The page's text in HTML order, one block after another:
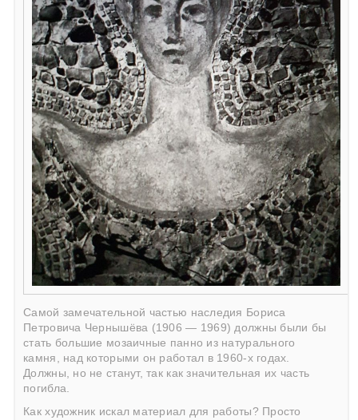
Самой замечательной частью наследия Бориса
Петровича Чернышёва (1906 — 1969) должны были бы
стать большие мозаичные панно из натурального
камня, над которыми он работал в 1960-х годах.
Должны, но не станут, так как значительная их часть
погибла.
Как художник искал материал для работы? Просто